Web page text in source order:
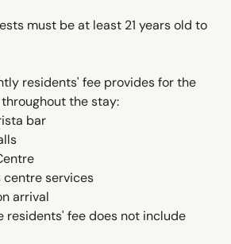
must be at least 21 years old to
residents' fee provides for the
the stay:
bar
services
arrival
residents' fee does not include